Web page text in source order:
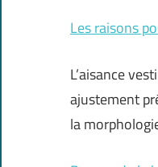
Les raisons
L’aisance
ajustement
la